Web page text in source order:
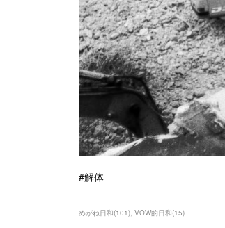
#解体
めがね日和(101) VOW的日和(15)